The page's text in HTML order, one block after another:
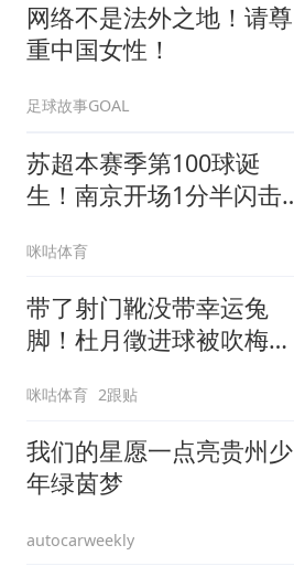
网络不是法外之地！请尊
重中国女性！
足球故事GOAL
苏超本赛季第100球诞
生！南京开场1分半闪击
球！
咪咕体育
带了射门靴没带幸运兔
脚！杜月徵进球被吹梅开
咪咕体育 2跟贴
我们的星愿一点亮贵州少
年绿茵梦
autocarweekly